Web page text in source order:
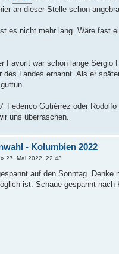
an dieser Stelle schon
es nicht mehr lang. Wäre fast
Favorit war schon lange
des Landes ernannt. Als er
Federico Gutiérrez oder
uns überraschen.
- Kolumbien 2022
27. Mai 2022, 22:43
auf den Sonntag.
ist. Schaue gespannt nach